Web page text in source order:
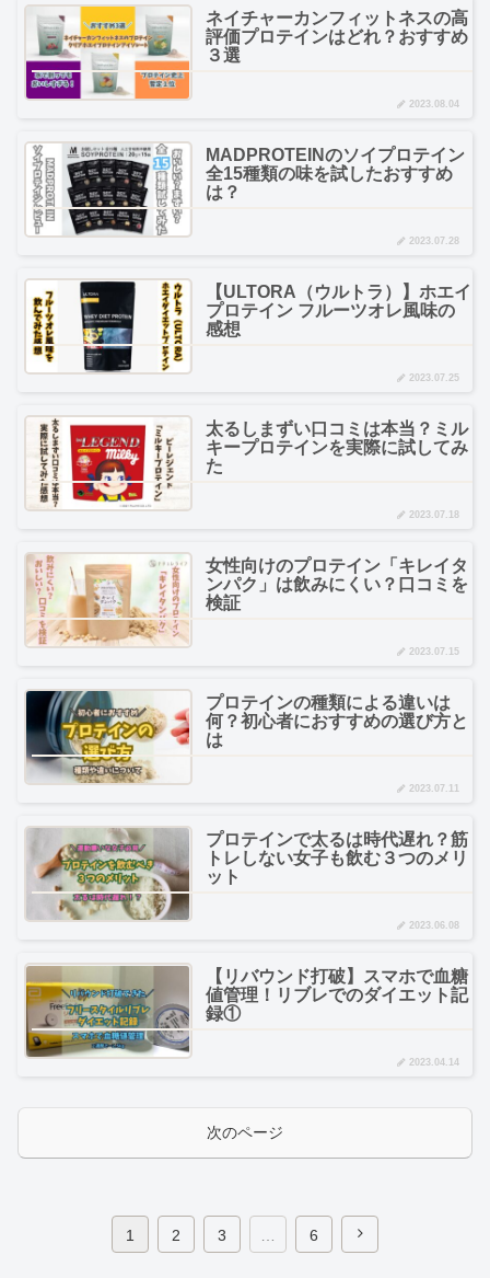
ネイチャーカンフィットネスの高
評価プロテインはどれ？おすすめ
３選
2023.08.04
MADPROTEINのソイプロテイン
全15種類の味を試したおすすめ
は？
2023.07.28
【ULTORA（ウルトラ）】ホエイ
プロテイン フルーツオレ風味の
感想
2023.07.25
太るしまずい口コミは本当？ミル
キープロテインを実際に試してみ
た
2023.07.18
女性向けのプロテイン「キレイタ
ンパク」は飲みにくい？口コミを
検証
2023.07.15
プロテインの種類による違いは
何？初心者におすすめの選び方と
は
2023.07.11
プロテインで太るは時代遅れ？筋
トレしない女子も飲む３つのメリ
ット
2023.06.08
【リバウンド打破】スマホで血糖
値管理！リブレでのダイエット記
録①
2023.04.14
次のページ
1 2 3 6